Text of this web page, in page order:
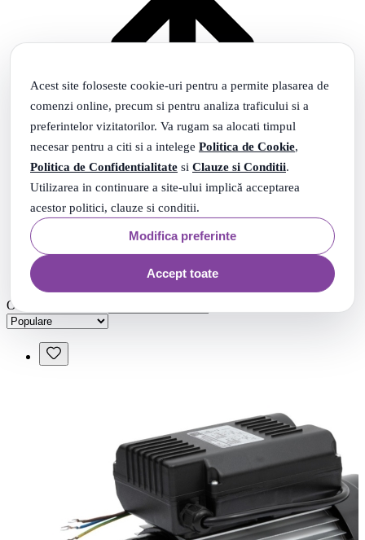
Acest site foloseste cookie-uri pentru a permite plasarea de
comenzi online, precum si pentru analiza traficului si a
preferintelor vizitatorilor. Va rugam sa alocati timpul
necesar pentru a citi si a intelege Politica de Cookie,
Politica de Confidentialitate si Clauze si Conditii.
Utilizarea in continuare a site-ului implică acceptarea
acestor politici, clauze si conditii.
Modifica preferinte
Accept toate
Ordonare